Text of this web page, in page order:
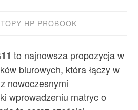
HP PROBOOK
to najnowsza propozycja w
biurowych, która łączy w
nowoczesnymi
wprowadzeniu matryc o